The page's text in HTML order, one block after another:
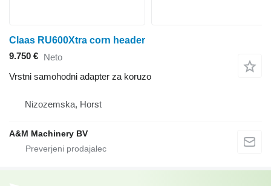
Claas RU600Xtra corn header
9.750 € Neto
Vrstni samohodni adapter za koruzo
Nizozemska, Horst
A&M Machinery BV